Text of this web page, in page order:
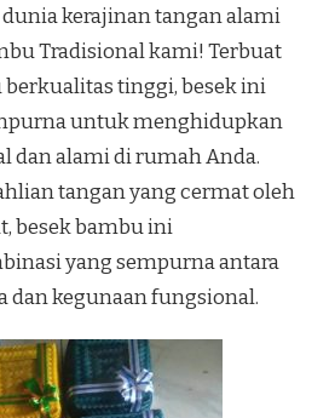
kerajinan tangan alami
Tradisional kami! Terbuat
tinggi, besek ini
untuk menghidupkan
dan alami di rumah Anda.
tangan yang cermat oleh
besek bambu ini
yang sempurna antara
dan kegunaan fungsional.